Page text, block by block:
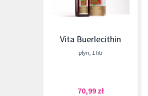
Vita Buerlecithin
płyn 1 litr
70,99 zł